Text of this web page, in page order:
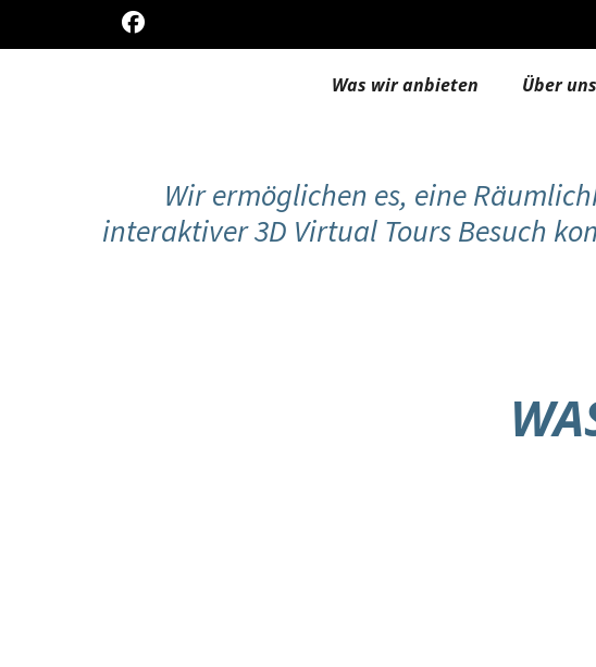
Was wir anbieten Über uns
Wir ermöglichen es, eine
interaktiver 3D Virtual Tours Besuch